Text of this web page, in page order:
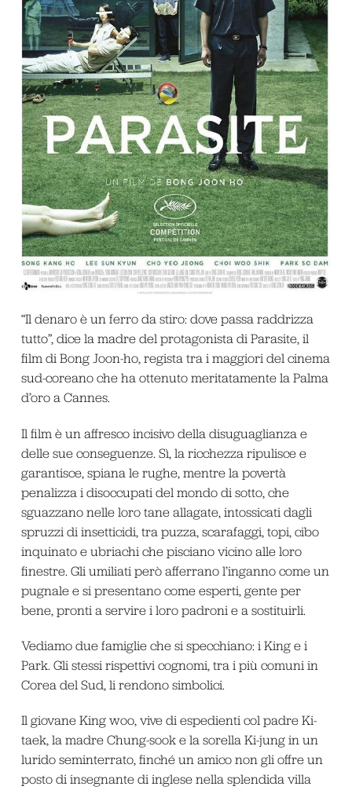
“Il denaro è un ferro da stiro: dove passa raddrizza
tutto”, dice la madre del protagonista di Parasite, il
film di Bong Joon-ho, regista tra i maggiori del cinema
sud-coreano che ha ottenuto meritatamente la Palma
d’oro a Cannes.
Il film è un affresco incisivo della disuguaglianza e
delle sue conseguenze. Sì, la ricchezza ripulisce e
garantisce, spiana le rughe, mentre la povertà
penalizza i disoccupati del mondo di sotto, che
sguazzano nelle loro tane allagate, intossicati dagli
spruzzi di insetticidi, tra puzza, scarafaggi, topi, cibo
inquinato e ubriachi che pisciano vicino alle loro
finestre. Gli umiliati però afferrano l’inganno come un
pugnale e si presentano come esperti, gente per
bene, pronti a servire i loro padroni e a sostituirli.
Vediamo due famiglie che si specchiano: i King e i
Park. Gli stessi rispettivi cognomi, tra i più comuni in
Corea del Sud, li rendono simbolici.
Il giovane King woo, vive di espedienti col padre Ki-
taek, la madre Chung-sook e la sorella Ki-jung in un
lurido seminterrato, finché un amico non gli offre un
posto di insegnante di inglese nella splendida villa